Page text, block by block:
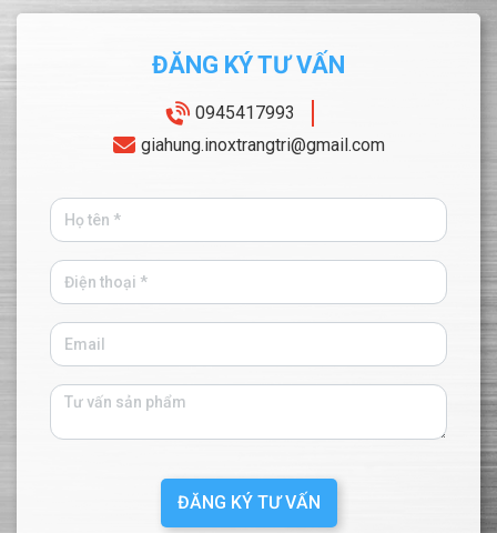
ĐĂNG KÝ TƯ VẤN
0945417993
giahung.inoxtrangtri@gmail.com
ĐĂNG KÝ TƯ VẤN